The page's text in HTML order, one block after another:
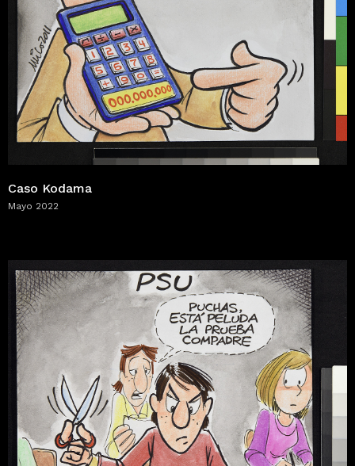
Caso Kodama
Mayo 2022